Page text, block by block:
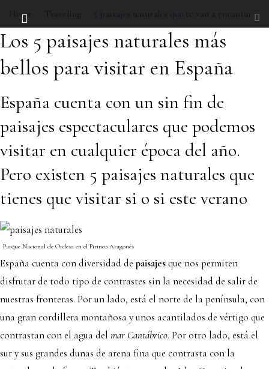
Home Traveling 5 paisajes naturales que te van a encantar
Los 5 paisajes naturales más
bellos para visitar en España
España cuenta con un sin fin de
paisajes espectaculares que podemos
visitar en cualquier época del año.
Pero existen 5 paisajes naturales que
tienes que visitar si o si este verano
Parque Nacional de Ordesa en el Pirineo Aragonés
España cuenta con diversidad depaisajesque nos permiten
disfrutar de todo tipo de contrastes sin la necesidad de salir de
nuestras fronteras. Por un lado, está el norte de la península, con
una gran cordillera montañosa y unos acantilados de vértigo que
contrastan con el agua del mar Cantábrico. Por otro lado, está el
sur y sus grandes dunas de arena fina que contrasta con la